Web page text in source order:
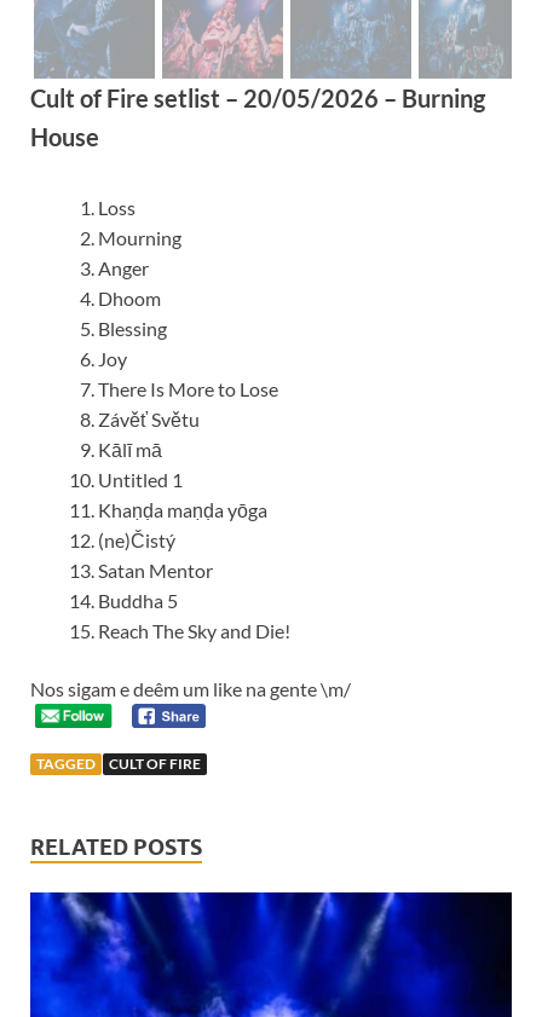
Cult of Fire setlist – 20/05/2026 – Burning
House
Loss
Mourning
Anger
Dhoom
Blessing
Joy
There Is More to Lose
Závěť Světu
Kālī mā
Untitled 1
Khaṇḍa maṇḍa yōga
(ne)Čistý
Satan Mentor
Buddha 5
Reach The Sky and Die!
Nos sigam e deêm um like na gente \m/
TAGGED CULT OF FIRE
RELATED POSTS